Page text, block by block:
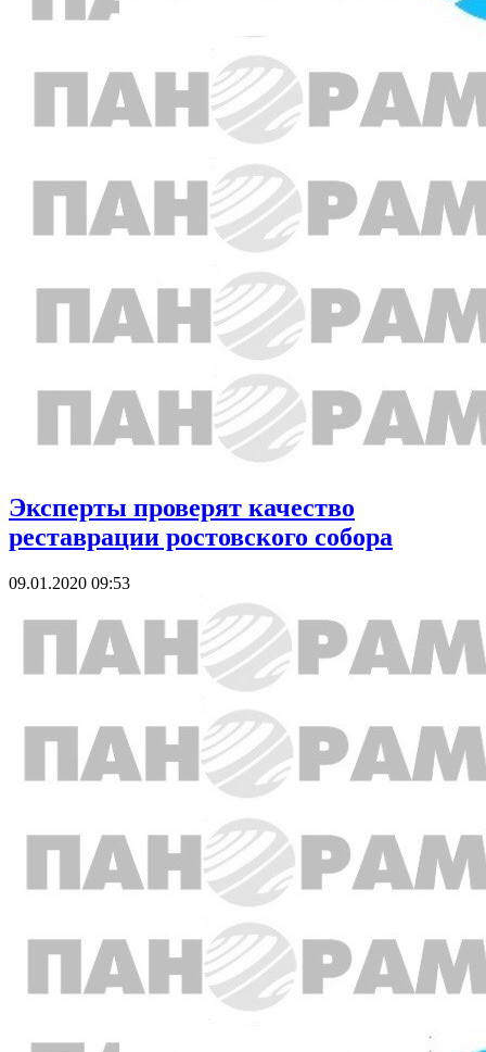
Эксперты проверят качество
реставрации ростовского собора
09.01.2020 09:53